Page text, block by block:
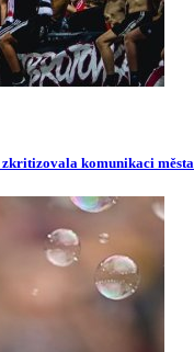
komunikaci města